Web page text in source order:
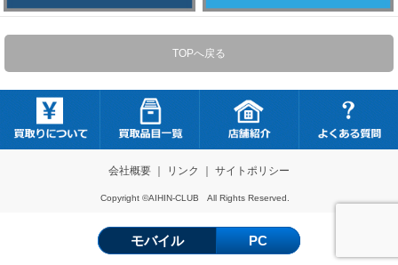
TOPへ戻る
会社概要｜ リンク サイトポリシー
Copyright ©AIHIN-CLUB All Rights Reserved.
モバイル PC